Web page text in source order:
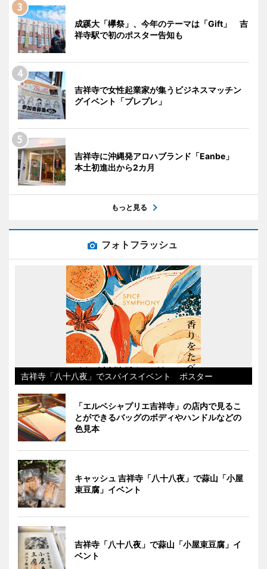
成蹊大「欅祭」、今年のテーマは「Gift」 吉
祥寺駅で初のポスター告知も
吉祥寺で女性起業家が集うビジネスマッチン
グイベント「プレプレ」
吉祥寺に沖縄発アロハブランド「Eanbe」
本土初進出から2カ月
もっと見る
フォトフラッシュ
吉祥寺「八十八夜」でスパイスイベント ポスター
「エルベシャプリエ吉祥寺」の店内で見るこ
とができるバッグのボディやハンドルなどの
色見本
キャッシュ 吉祥寺「八十八夜」で蒜山「小屋
束豆腐」イベント
吉祥寺「八十八夜」で蒜山「小屋束豆腐」イ
ベント